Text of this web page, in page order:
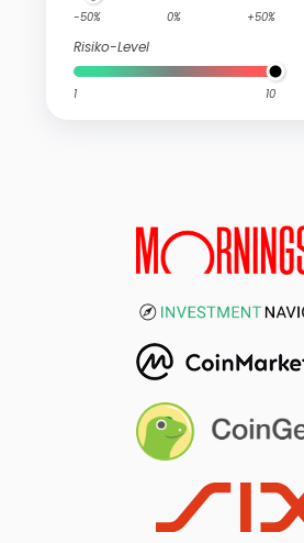
-50% 0% +50%
Risiko-Level
1 10